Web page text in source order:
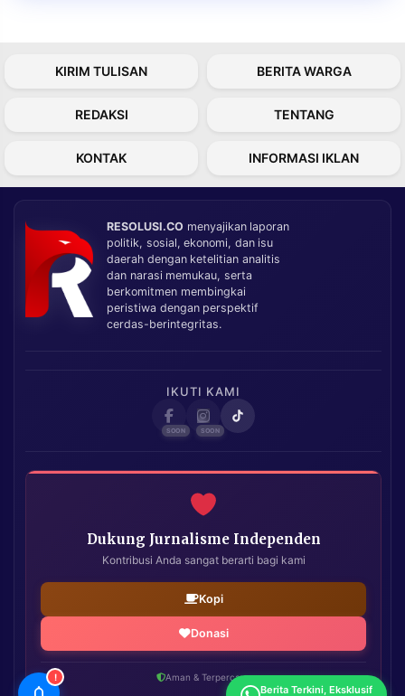
KIRIM TULISAN BERITA WARGA
REDAKSI TENTANG
KONTAK INFORMASI IKLAN
RESOLUSI.CO menyajikan laporan
politik, sosial, ekonomi, dan isu
daerah dengan ketelitian analitis
dan narasi memukau, serta
berkomitmen membingkai
peristiwa dengan perspektif
cerdas-berintegritas.
IKUTI KAMI
Dukung Jurnalisme Independen
Kontribusi Anda sangat berarti bagi kami
Kopi
Donasi
Aman & Terpercaya
!
Berita Terkini, Eksklusif